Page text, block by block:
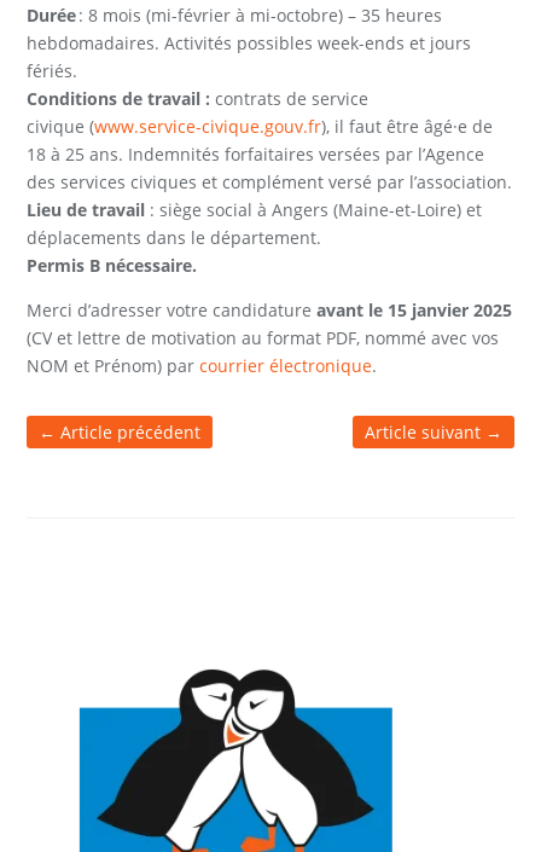
Durée: 8 mois (mi-février à mi-octobre) – 35 heures
hebdomadaires. Activités possibles week-ends et jours
fériés.
Conditions de travail : contrats de service
civique (www.service-civique.gouv.fr), il faut être âgé·e de
18 à 25 ans. Indemnités forfaitaires versées par l’Agence
des services civiques et complément versé par l’association.
Lieu de travail : siège social à Angers (Maine-et-Loire) et
déplacements dans le département.
Permis B nécessaire.
Merci d’adresser votre candidature avant le 15 janvier 2025
(CV et lettre de motivation au format PDF, nommé avec vos
NOM et Prénom) parcourrier électronique.
←Article précédent Article suivant→